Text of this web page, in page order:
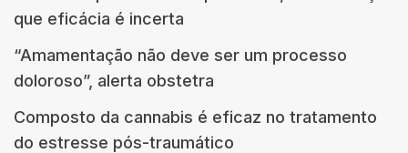
que eficácia é incerta
“Amamentação não deve ser um processo
doloroso”, alerta obstetra
Composto da cannabis é eficaz no tratamento
do estresse pós-traumático